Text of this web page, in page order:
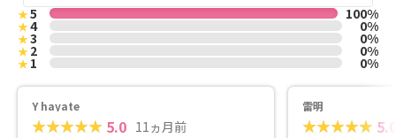
★5 100%
★4 0%
★3 0%
★2 0%
★1 0%
Y hayate
5.0 11ヵ月前
雷明
5.0